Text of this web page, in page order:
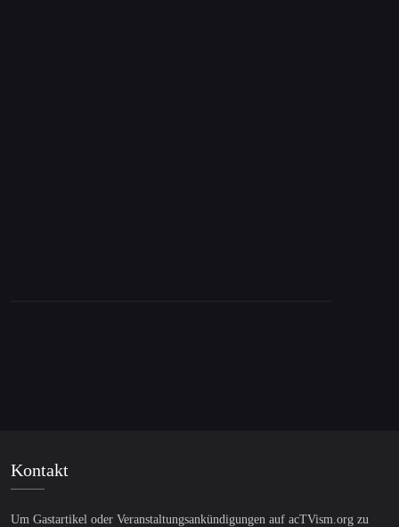
Kontakt
Um Gastartikel oder Veranstaltungsankündigungen auf acTVism.org zu